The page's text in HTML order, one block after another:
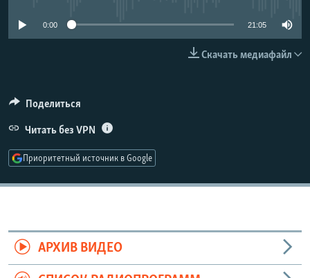
Все сайты РСЕ/РС
0:00 21:05
Скачать медиафайл
Поделиться
Читать без VPN
Приоритетный источник в Google
АРХИВ ВИДЕО